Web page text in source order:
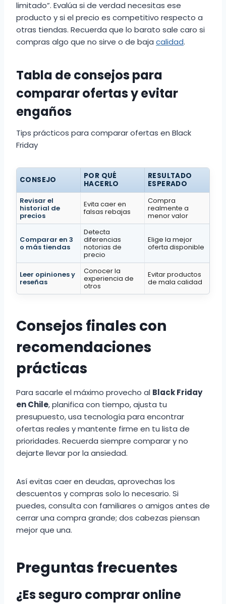
limitado”. Evalúa si de verdad necesitas ese
producto y si el precio es competitivo respecto a
otras tiendas. Recuerda que lo barato sale caro si
compras algo que no sirve o de baja calidad.
Tabla de consejos para
comparar ofertas y evitar
engaños
Tips prácticos para comparar ofertas en Black
Friday
CONSEJO
POR QUÉ
HACERLO
RESULTADO
ESPERADO
Revisar el
historial de
precios
Evita caer en
falsas rebajas
Compra
realmente a
menor valor
Comparar en 3
o más tiendas
Detecta
diferencias
notorias de
precio
Elige la mejor
oferta disponible
Leer opiniones y
reseñas
Conocer la
experiencia de
otros
Evitar productos
de mala calidad
Consejos finales con
recomendaciones
prácticas
Para sacarle el máximo provecho al Black Friday
en Chile, planifica con tiempo, ajusta tu
presupuesto, usa tecnología para encontrar
ofertas reales y mantente firme en tu lista de
prioridades. Recuerda siempre comparar y no
dejarte llevar por la ansiedad.
Así evitas caer en deudas, aprovechas los
descuentos y compras solo lo necesario. Si
puedes, consulta con familiares o amigos antes de
cerrar una compra grande; dos cabezas piensan
mejor que una.
Preguntas frecuentes
¿Es seguro comprar online